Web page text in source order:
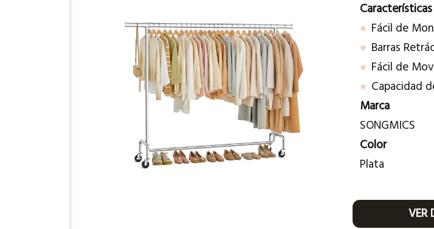
Características
Fácil de
Barras
Fácil de
Capacidad
Marca
SONGMICS
Color
Plata
VER